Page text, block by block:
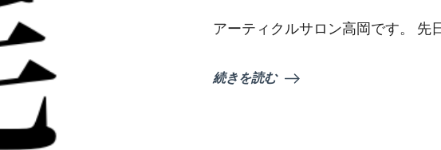
アーティクルサロン高岡です。 先
続きを読む